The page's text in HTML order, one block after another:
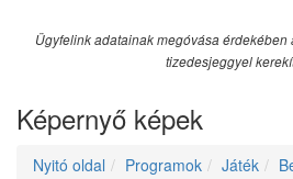
Ügyfelink adatainak megóvása érdekében
tizedesjeggyel
Képernyő képek
Nyitó oldal Programok Játék